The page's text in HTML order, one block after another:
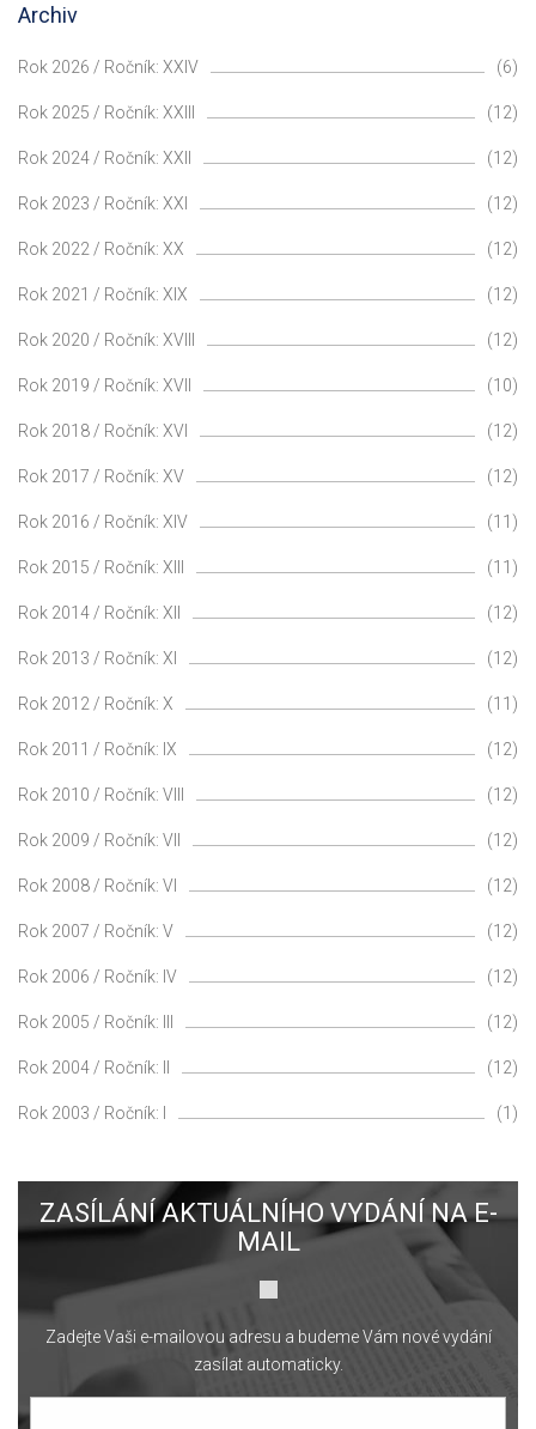
Archiv
Rok 2026 / Ročník: XXIV (6)
Rok 2025 / Ročník: XXIII (12)
Rok 2024 / Ročník: XXII (12)
Rok 2023 / Ročník: XXI (12)
Rok 2022 / Ročník: XX (12)
Rok 2021 / Ročník: XIX (12)
Rok 2020 / Ročník: XVIII (12)
Rok 2019 / Ročník: XVII (10)
Rok 2018 / Ročník: XVI (12)
Rok 2017 / Ročník: XV (12)
Rok 2016 / Ročník: XIV (11)
Rok 2015 / Ročník: XIII (11)
Rok 2014 / Ročník: XII (12)
Rok 2013 / Ročník: XI (12)
Rok 2012 / Ročník: X (11)
Rok 2011 / Ročník: IX (12)
Rok 2010 / Ročník: VIII (12)
Rok 2009 / Ročník: VII (12)
Rok 2008 / Ročník: VI (12)
Rok 2007 / Ročník: V (12)
Rok 2006 / Ročník: IV (12)
Rok 2005 / Ročník: III (12)
Rok 2004 / Ročník: II (12)
Rok 2003 / Ročník: I (1)
ZASÍLÁNÍ AKTUÁLNÍHO VYDÁNÍ NA E-
MAIL
Zadejte Vaši e-mailovou adresu a budeme Vám nové vydání
zasílat automaticky.